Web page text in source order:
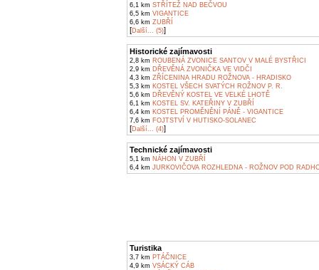
6,1 km STŘÍTEŽ NAD BEČVOU
6,5 km VIGANTICE
6,6 km ZUBŘÍ
[Další... (5)]
Historické zajímavosti
2,8 km ROUBENÁ ZVONICE SANTOV V MALÉ BYSTŘICI
2,9 km DŘEVĚNÁ ZVONIČKA VE VIDČI
4,3 km ZŘÍCENINA HRADU ROŽNOVA - HRADISKO
5,3 km KOSTEL VŠECH SVATÝCH ROŽNOV P. R.
5,6 km DŘEVĚNÝ KOSTEL VE VELKÉ LHOTĚ
6,1 km KOSTEL SV. KATEŘINY V ZUBŘÍ
6,4 km KOSTEL PROMĚNĚNÍ PÁNĚ - VIGANTICE
7,6 km FOJTSTVÍ V HUTISKO-SOLANEC
[Další... (4)]
Technické zajímavosti
5,1 km NÁHON V ZUBŘÍ
6,4 km JURKOVIČOVA ROZHLEDNA - ROŽNOV POD
Turistika
3,7 km PTÁČNICE
4,9 km VSÁCKÝ CÁB